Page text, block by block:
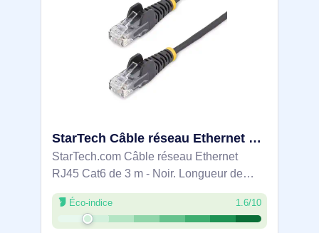
StarTech Câble réseau Ethernet RJ45 Cat6 de 3 m - Noir - N6PAT300CMBKS
StarTech.com Câble réseau Ethernet
RJ45 Cat6 de 3 m - Noir. Longueur de
câble: 3 m, Câble standard: Cat6,
Blindage du câble: U/UTP (UTP),
Connecteur 1: RJ-45, Connecteur 2: RJ-
Éco-indice 1.6/10